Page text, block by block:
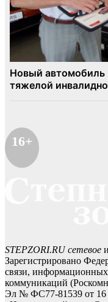
16+
STEPZORI.RU сетевое
Зарегистрировано
связи,
коммуникаций
Эл № ФС77-81539 от